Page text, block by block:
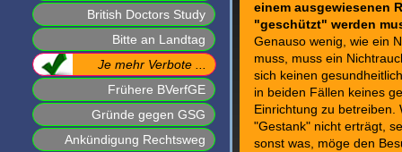
einem ausgewiesenen
"geschützt" werden
Genauso wenig, wie ein
muss, muss ein
sich keinen
in beiden Fällen keines
Einrichtung zu
"Gestank" nicht erträgt,
sonst was, möge den
British Doctors Study
Bitte an Landtag
Je mehr Verbote ...
Frühere BVerfGE
Gründe gegen GSG
Ankündigung Rechtsweg